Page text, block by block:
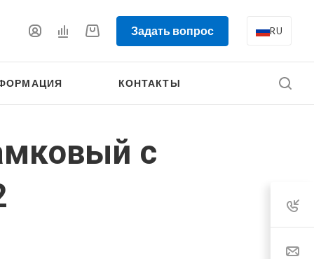
Задать вопрос RU
КОНТАКТЫ
с